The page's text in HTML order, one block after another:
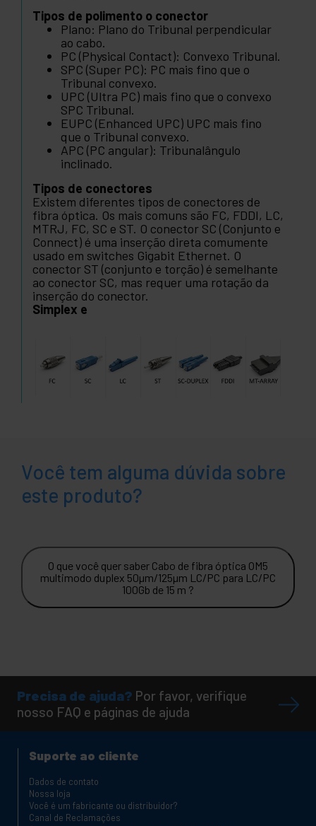
Tipos de polimento o conector
Plano: Plano do Tribunal perpendicular
ao cabo.
PC (Physical Contact): Convexo Tribunal.
SPC (Super PC): PC mais fino que o
Tribunal convexo.
UPC (Ultra PC) mais fino que o convexo
SPC Tribunal.
EUPC (Enhanced UPC) UPC mais fino
que o Tribunal convexo.
APC (PC angular): Tribunalângulo
inclinado.
Tipos de conectores
Existem diferentes tipos de conectores de
fibra óptica. Os mais comuns são FC, FDDI, LC,
MTRJ, FC, SC e ST. O conector SC (Conjunto e
Connect) é uma inserção direta comumente
usado em switches Gigabit Ethernet. O
conector ST (conjunto e torção) é semelhante
ao conector SC, mas requer uma rotação da
inserção do conector.
Simplex e
Você tem alguma dúvida sobre
este produto?
O que você quer saber Cabo de fibra óptica OM5
multimodo duplex 50µm/125µm LC/PC para LC/PC
100Gb de 15 m ?
Precisa de ajuda? Por favor, verifique
nosso FAQ e páginas de ajuda
Suporte ao cliente
Dados de contato
Nossa loja
Você é um fabricante ou distribuidor?
Canal de Reclamações